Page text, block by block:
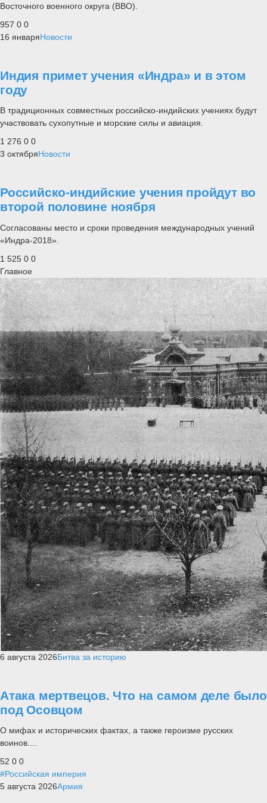
Восточного военного округа (ВВО).
957 0 0
16 январяНовости
Индия примет учения «Индра» и в этом
году
В традиционных совместных российско-индийских учениях будут
участвовать сухопутные и морские силы и авиация.
1 276 0 0
3 октябряНовости
Российско-индийские учения пройдут во
второй половине ноября
Согласованы место и сроки проведения международных учений
«Индра-2018».
1 525 0 0
Главное
6 августа 2026Битва за историю
Атака мертвецов. Что на самом деле было
под Осовцом
О мифах и исторических фактах, а также героизме русских
воинов....
52 0 0
#Российская империя
5 августа 2026Армия